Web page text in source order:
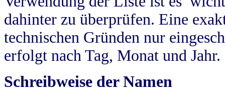
dahinter zu überprüfen. Eine
technischen Gründen nur
erfolgt nach Tag, Monat und Jahr.
Schreibweise der Namen